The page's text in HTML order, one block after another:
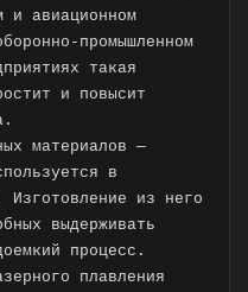
и авиационном
промышленном
такая
и повысит
материалов —
в
Изготовление из него
выдерживать
процесс.
плавления